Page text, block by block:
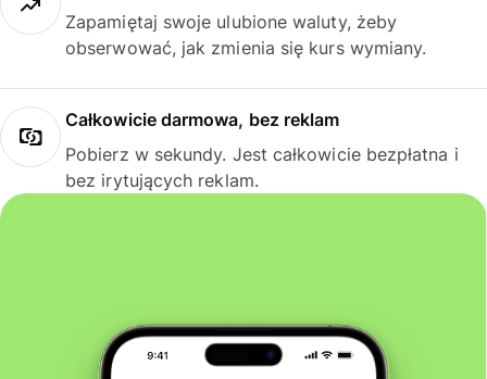
Zapamiętaj swoje ulubione waluty, żeby
obserwować, jak zmienia się kurs wymiany.
Całkowicie darmowa, bez reklam
Pobierz w sekundy. Jest całkowicie bezpłatna i
bez irytujących reklam.